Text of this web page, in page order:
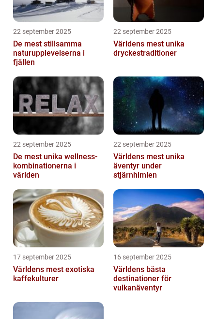
22 september 2025
De mest stillsamma
naturupplevelserna i
fjällen
22 september 2025
Världens mest unika
dryckestraditioner
22 september 2025
De mest unika wellness-
kombinationerna i
världen
22 september 2025
Världens mest unika
äventyr under
stjärnhimlen
17 september 2025
Världens mest exotiska
kaffekulturer
16 september 2025
Världens bästa
destinationer för
vulkanäventyr